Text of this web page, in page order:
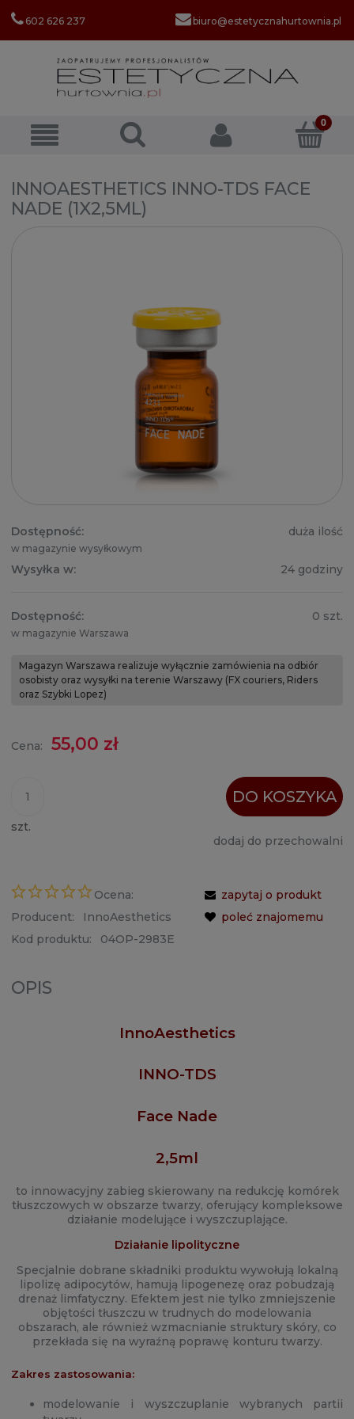
602 626 237 biuro@estetycznahurtownia.pl
INNOAESTHETICS INNO-TDS FACE
NADE (1X2,5ML)
Dostępność: duża ilość
w magazynie wysyłkowym
Wysyłka w: 24 godziny
Dostępność: 0 szt.
w magazynie Warszawa
Magazyn Warszawa realizuje wyłącznie zamówienia na odbiór
osobisty oraz wysyłki na terenie Warszawy (FX couriers, Riders
oraz Szybki Lopez)
Cena: 55,00 zł
szt.
DO KOSZYKA
dodaj do przechowalni
Ocena:
Producent:
InnoAesthetics
Kod produktu:
04OP-2983E
zapytaj o produkt
poleć znajomemu
OPIS
InnoAesthetics
INNO-TDS
Face Nade
2,5ml
to innowacyjny zabieg skierowany na redukcję komórek
tłuszczowych w obszarze twarzy, oferujący kompleksowe
działanie modelujące i wyszczuplające.
Działanie lipolityczne
Specjalnie dobrane składniki produktu wywołują lokalną
lipolizę adipocytów, hamują lipogenezę oraz pobudzają
drenaż limfatyczny. Efektem jest nie tylko zmniejszenie
objętości tłuszczu w trudnych do modelowania
obszarach, ale również wzmacnianie struktury skóry, co
przekłada się na wyraźną poprawę konturu twarzy.
Zakres zastosowania:
modelowanie i wyszczuplanie wybranych partii